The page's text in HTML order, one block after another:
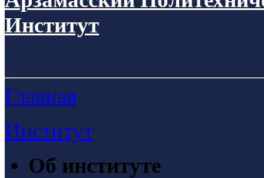
Институт
Главная
Институт
Об институте